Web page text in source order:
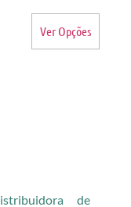
Ver Opções
de